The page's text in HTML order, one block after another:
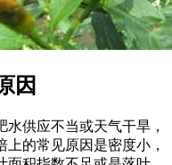
因
供应不当或天气干旱，
的常见原因是密度小，